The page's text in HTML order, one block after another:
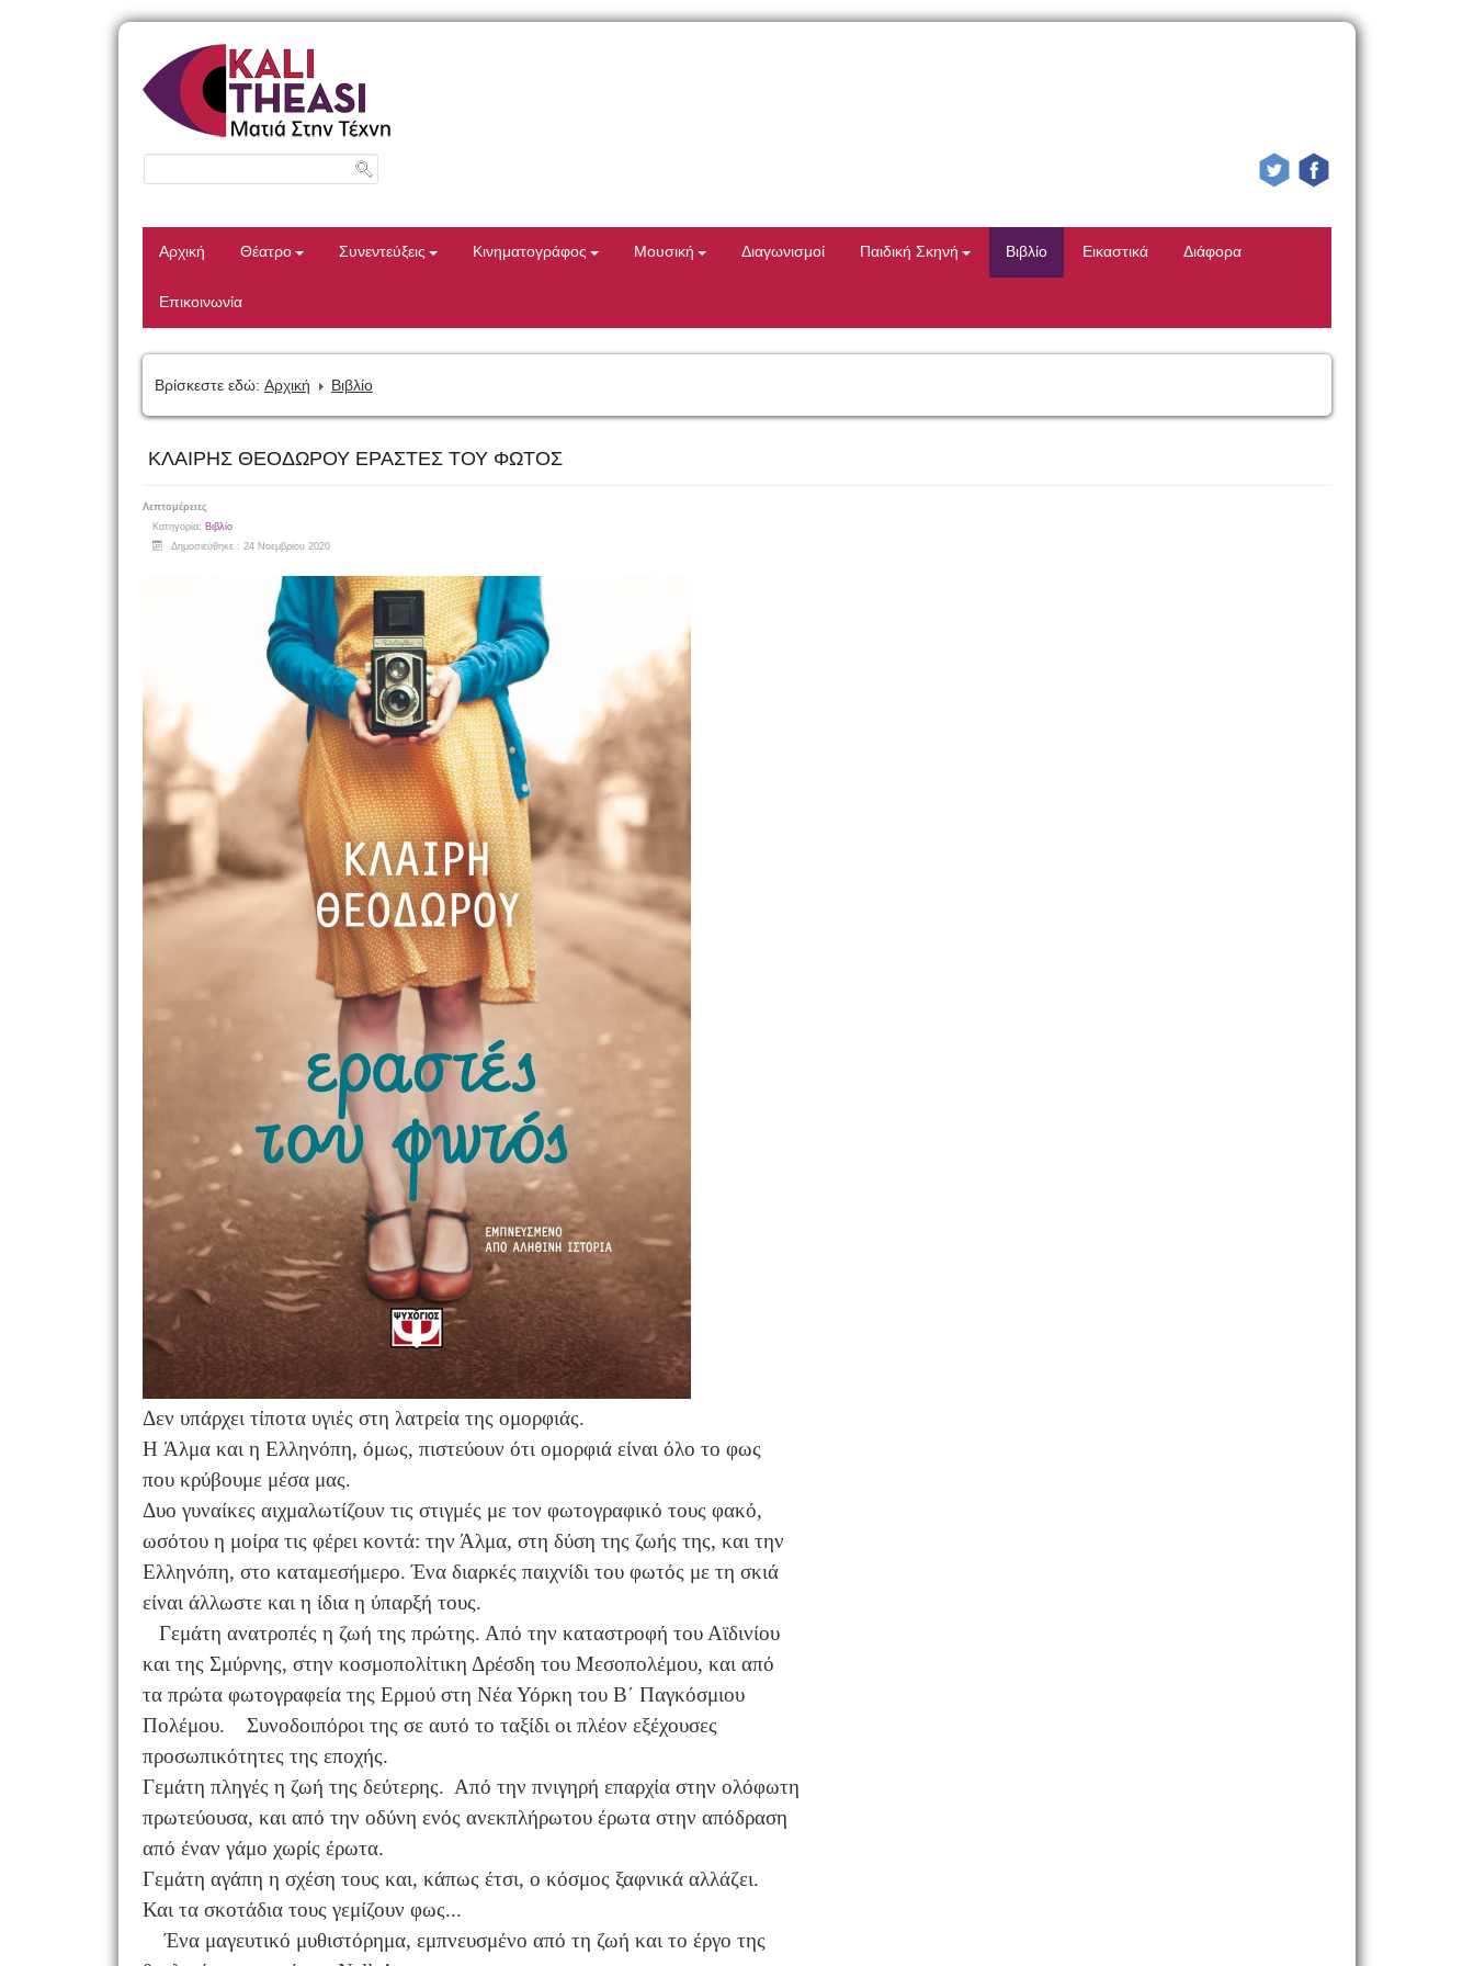
Αρχική Θέατρο Συνεντεύξεις Κινηματογράφος Μουσική Διαγωνισμοί Παιδική Σκηνή Βιβλίο Εικαστικά Διάφορα
Επικοινωνία
Βρίσκεστε εδώ: Αρχική Βιβλίο
ΚΛΑΙΡΗΣ ΘΕΟΔΩΡΟΥ ΕΡΑΣΤΕΣ ΤΟΥ ΦΩΤΟΣ
Λεπτομέρειες
Κατηγορία: Βιβλίο
Δημοσιεύθηκε : 24 Νοεμβρίου 2020
Δεν υπάρχει τίποτα υγιές στη λατρεία της ομορφιάς.
H Άλμα και η Ελληνόπη, όμως, πιστεύουν ότι ομορφιά είναι όλο το φως
που κρύβουμε μέσα μας.
Δυο γυναίκες αιχμαλωτίζουν τις στιγμές με τον φωτογραφικό τους φακό,
ωσότου η μοίρα τις φέρει κοντά: την Άλμα, στη δύση της ζωής της, και την
Ελληνόπη, στο καταμεσήμερο. Ένα διαρκές παιχνίδι του φωτός με τη σκιά
είναι άλλωστε και η ίδια η ύπαρξή τους.
Γεμάτη ανατροπές η ζωή της πρώτης. Από την καταστροφή του Αϊδινίου
και της Σμύρνης, στην κοσμοπολίτικη Δρέσδη του Μεσοπολέμου, και από
τα πρώτα φωτογραφεία της Ερμού στη Νέα Υόρκη του Β΄ Παγκόσμιου
Πολέμου. Συνοδοιπόροι της σε αυτό το ταξίδι οι πλέον εξέχουσες
προσωπικότητες της εποχής.
Γεμάτη πληγές η ζωή της δεύτερης. Από την πνιγηρή επαρχία στην ολόφωτη
πρωτεύουσα, και από την οδύνη ενός ανεκπλήρωτου έρωτα στην απόδραση
από έναν γάμο χωρίς έρωτα.
Γεμάτη αγάπη η σχέση τους και, κάπως έτσι, ο κόσμος ξαφνικά αλλάζει.
Και τα σκοτάδια τους γεμίζουν φως...
Ένα μαγευτικό μυθιστόρημα, εμπνευσμένο από τη ζωή και το έργο της